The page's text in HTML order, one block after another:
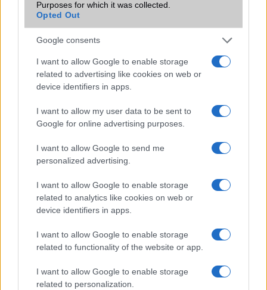
Purposes for which it was collected.
Opted Out
Google consents
I want to allow Google to enable storage
related to advertising like cookies on web or
device identifiers in apps.
I want to allow my user data to be sent to
Google for online advertising purposes.
I want to allow Google to send me
personalized advertising.
I want to allow Google to enable storage
related to analytics like cookies on web or
device identifiers in apps.
I want to allow Google to enable storage
related to functionality of the website or app.
I want to allow Google to enable storage
related to personalization.
EGYÉB
Vibra jelzés alap szolgáltatás alap szolgáltatás
SIM típus nanoSIM nanoSIM
SIM-ek száma
Terület Kína Globális
Funkciók HDR
Vannak olyan
feltüntetve, de a
telefon
Brand Nincs
Pro - emelt szintû
és felszereltségû
Védelem Nincs